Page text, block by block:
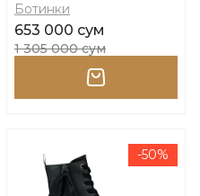
Ботинки
653 000 сум
1 305 000 сум
-50%